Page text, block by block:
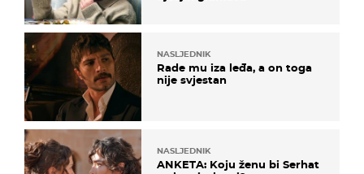
NASLJEDNIK
Rade mu iza leđa, a on toga
nije svjestan
NASLJEDNIK
ANKETA: Koju ženu bi Serhat